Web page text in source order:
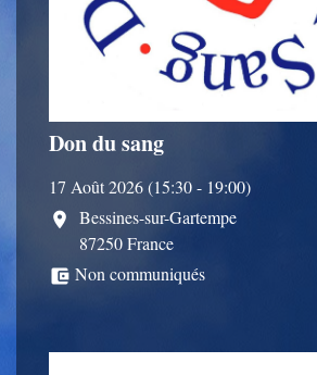
Don du sang
17 Août 2026 (15:30 - 19:00)
location_on Bessines-sur-Gartempe
87250 France
account_balance_wallet Non communiqués